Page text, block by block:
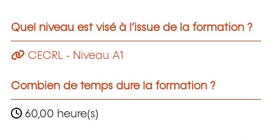
Quel niveau est visé à l’issue de la formation ?
CECRL - Niveau A1
Combien de temps dure la formation ?
60,00 heure(s)